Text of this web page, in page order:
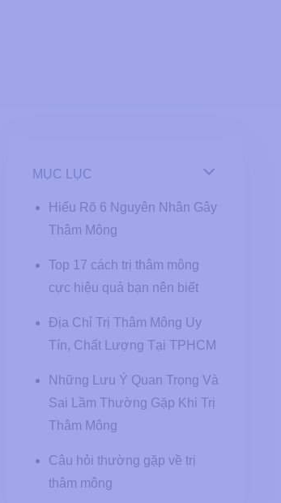
MỤC LỤC
Hiểu Rõ 6 Nguyên Nhân Gây
Thâm Mông
Top 17 cách trị thâm mông
cực hiệu quả bạn nên biết
Địa Chỉ Trị Thâm Mông Uy
Tín, Chất Lượng Tại TPHCM
Những Lưu Ý Quan Trọng Và
Sai Lầm Thường Gặp Khi Trị
Thâm Mông
Câu hỏi thường gặp về trị
thâm mông